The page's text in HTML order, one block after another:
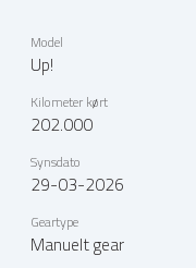
Model
Up!
Kilometer kørt
202.000
Synsdato
29-03-2026
Geartype
Manuelt gear